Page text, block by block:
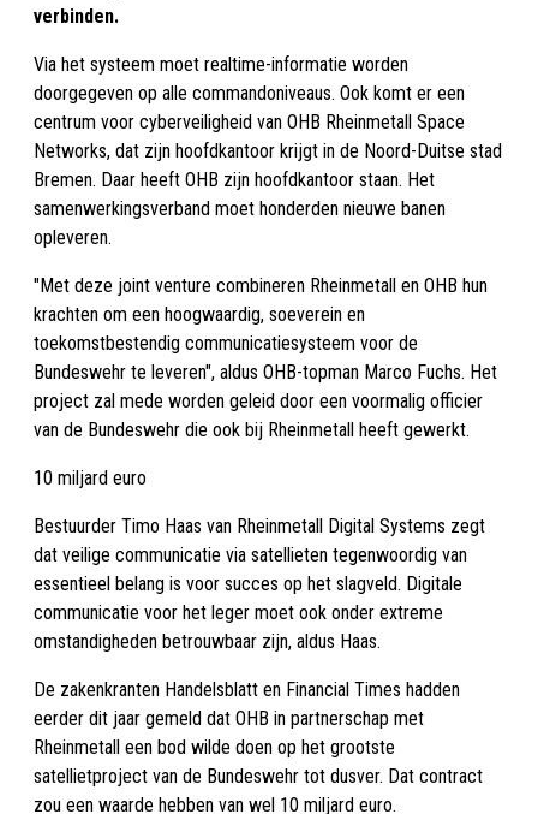
verbinden.
Via het systeem moet realtime-informatie worden
doorgegeven op alle commandoniveaus. Ook komt er een
centrum voor cyberveiligheid van OHB Rheinmetall Space
Networks, dat zijn hoofdkantoor krijgt in de Noord-Duitse stad
Bremen. Daar heeft OHB zijn hoofdkantoor staan. Het
samenwerkingsverband moet honderden nieuwe banen
opleveren.
"Met deze joint venture combineren Rheinmetall en OHB hun
krachten om een hoogwaardig, soeverein en
toekomstbestendig communicatiesysteem voor de
Bundeswehr te leveren", aldus OHB-topman Marco Fuchs. Het
project zal mede worden geleid door een voormalig officier
van de Bundeswehr die ook bij Rheinmetall heeft gewerkt.
10 miljard euro
Bestuurder Timo Haas van Rheinmetall Digital Systems zegt
dat veilige communicatie via satellieten tegenwoordig van
essentieel belang is voor succes op het slagveld. Digitale
communicatie voor het leger moet ook onder extreme
omstandigheden betrouwbaar zijn, aldus Haas.
De zakenkranten Handelsblatt en Financial Times hadden
eerder dit jaar gemeld dat OHB in partnerschap met
Rheinmetall een bod wilde doen op het grootste
satellietproject van de Bundeswehr tot dusver. Dat contract
zou een waarde hebben van wel 10 miljard euro.